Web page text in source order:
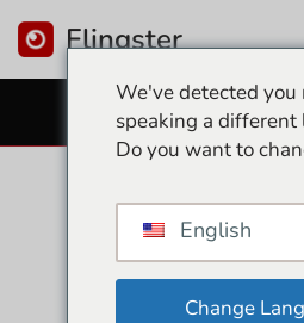
Lewati
Flingster
KAMERA SEKS
We've detected you
speaking a different
Do you want to
English
Change